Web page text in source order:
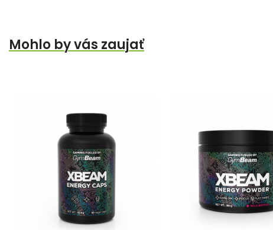
Mohlo by vás zaujať